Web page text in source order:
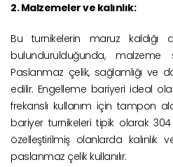
2. Malzemeler ve kalınlık:
Bu turnikelerin maruz kaldığı
bulundurulduğunda,
Paslanmaz çelik, sağlamlığı ve
edilir. Engelleme bariyeri ideal
frekanslı kullanım için tampon
bariyer turnikeleri tipik olarak
özelleştirilmiş olanlarda kalınlık
paslanmaz çelik kullanılır.